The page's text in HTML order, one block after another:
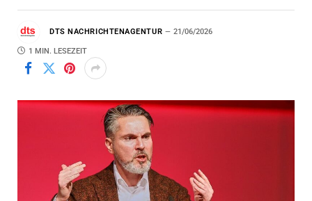
DTS NACHRICHTENAGENTUR 21/06/2026
1 MIN. LESEZEIT